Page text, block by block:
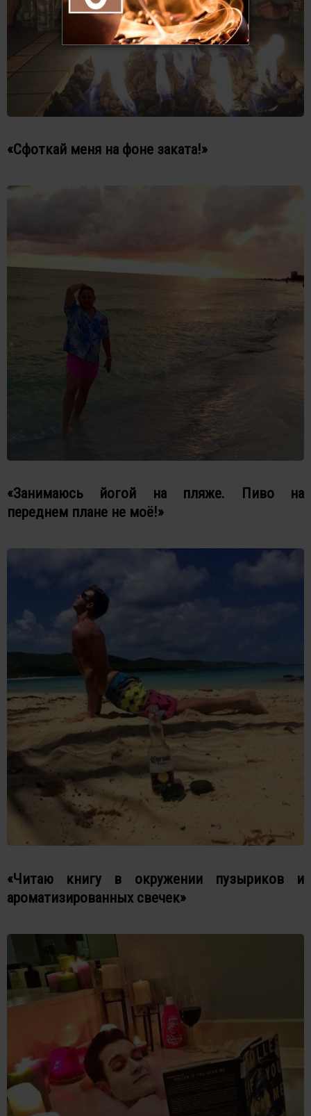
«Сфоткай меня на фоне заката!»
«Занимаюсь йогой на пляже. Пиво на
переднем плане не моё!»
«Читаю книгу в окружении пузыриков и
ароматизированных свечек»